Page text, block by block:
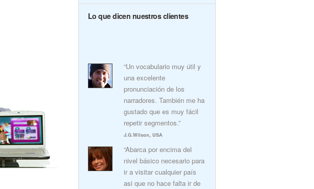
Lo que dicen nuestros clientes
“Un vocabulario muy útil y
una excelente
pronunciación de los
narradores. También me ha
gustado que es muy fácil
repetir segmentos.”
J.G.Wilson, USA
“Abarca por encima del
nivel básico necesario para
ir a visitar cualquier país
asi que no hace falta ir de